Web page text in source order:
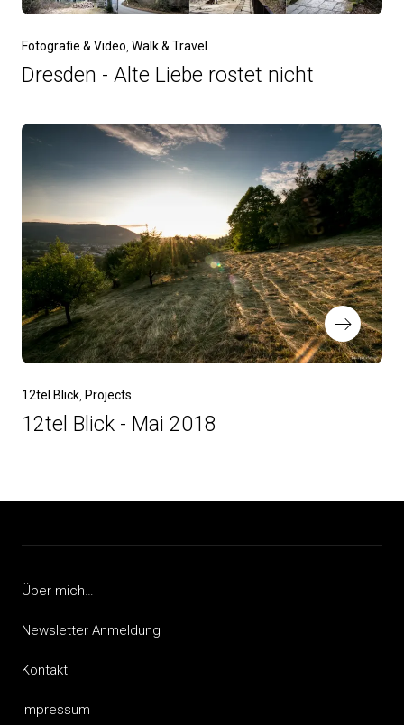
Fotografie & Video Walk & Travel
Dresden - Alte Liebe rostet nicht
12tel Blick Projects
12tel Blick - Mai 2018
Über mich…
Newsletter Anmeldung
Kontakt
Impressum